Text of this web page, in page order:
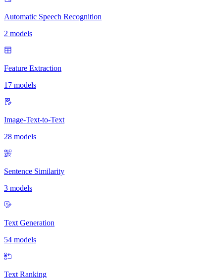
Automatic Speech Recognition
2 models
Feature Extraction
17 models
Image-Text-to-Text
28 models
Sentence Similarity
3 models
Text Generation
54 models
Text Ranking